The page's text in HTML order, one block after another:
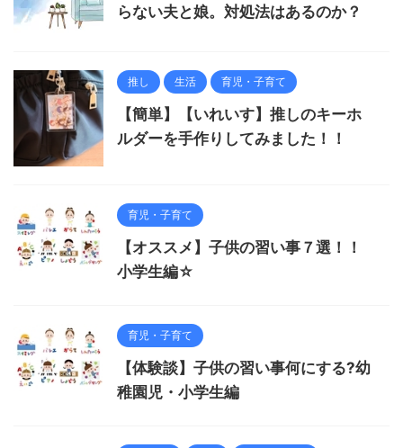
らない夫と娘。対処法はあるのか？
推し 生活 育児・子育て
【簡単】【いれいす】推しのキーホ
ルダーを手作りしてみました！！
育児・子育て
【オススメ】子供の習い事７選！！
小学生編☆
育児・子育て
【体験談】子供の習い事何にする?幼
稚園児・小学生編